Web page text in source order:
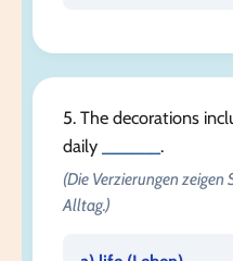
5. The decorations
daily
.
(Die Verzierungen
Alltag.)